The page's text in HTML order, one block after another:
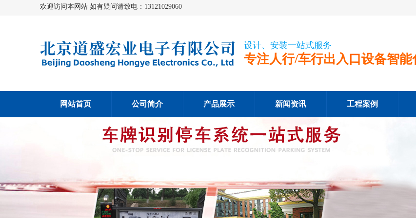
欢迎访问本网站 如有疑问请致电：13121029060
设计、安装一站式服务
专注人行/车行出入口设备智
网站首页 公司简介 产品展示 新闻资讯 工程案例